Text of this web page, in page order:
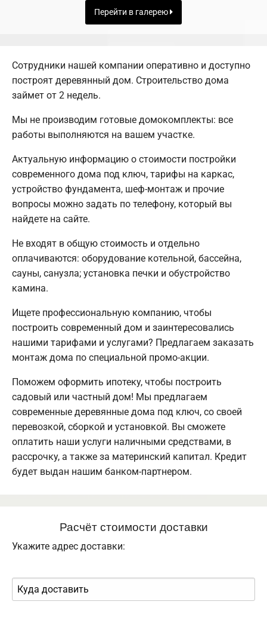
Перейти в галерею
Сотрудники нашей компании оперативно и доступно
построят деревянный дом. Строительство дома
займет от 2 недель.
Мы не производим готовые домокомплекты: все
работы выполняются на вашем участке.
Актуальную информацию о стоимости постройки
современного дома под ключ, тарифы на каркас,
устройство фундамента, шеф-монтаж и прочие
вопросы можно задать по телефону, который вы
найдете на сайте.
Не входят в общую стоимость и отдельно
оплачиваются: оборудование котельной, бассейна,
сауны, санузла; установка печки и обустройство
камина.
Ищете профессиональную компанию, чтобы
построить современный дом и заинтересовались
нашими тарифами и услугами? Предлагаем заказать
монтаж дома по специальной промо-акции.
Поможем оформить ипотеку, чтобы построить
садовый или частный дом! Мы предлагаем
современные деревянные дома под ключ, со своей
перевозкой, сборкой и установкой. Вы сможете
оплатить наши услуги наличными средствами, в
рассрочку, а также за материнский капитал. Кредит
будет выдан нашим банком-партнером.
Расчёт стоимости доставки
Укажите адрес доставки: